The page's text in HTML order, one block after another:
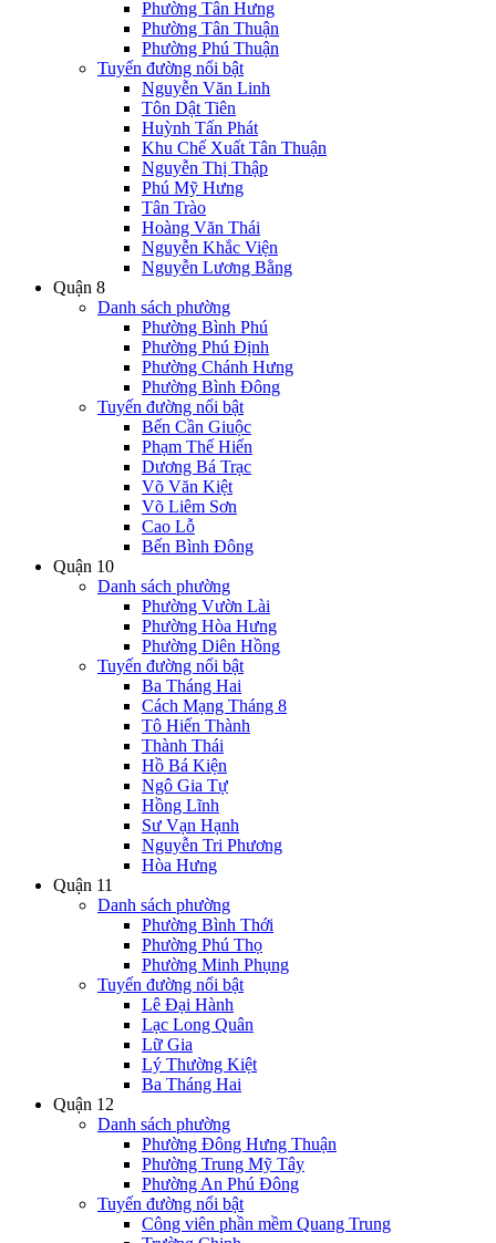
Phường Tân Hưng
Phường Tân Thuận
Phường Phú Thuận
Tuyến đường nổi bật
Nguyễn Văn Linh
Tôn Dật Tiên
Huỳnh Tấn Phát
Khu Chế Xuất Tân Thuận
Nguyễn Thị Thập
Phú Mỹ Hưng
Tân Trào
Hoàng Văn Thái
Nguyễn Khắc Viện
Nguyễn Lương Bằng
Quận 8
Danh sách phường
Phường Bình Phú
Phường Phú Định
Phường Chánh Hưng
Phường Bình Đông
Tuyến đường nổi bật
Bến Cần Giuộc
Phạm Thế Hiển
Dương Bá Trạc
Võ Văn Kiệt
Võ Liêm Sơn
Cao Lỗ
Bến Bình Đông
Quận 10
Danh sách phường
Phường Vườn Lài
Phường Hòa Hưng
Phường Diên Hồng
Tuyến đường nổi bật
Ba Tháng Hai
Cách Mạng Tháng 8
Tô Hiến Thành
Thành Thái
Hồ Bá Kiện
Ngô Gia Tự
Hồng Lĩnh
Sư Vạn Hạnh
Nguyễn Tri Phương
Hòa Hưng
Quận 11
Danh sách phường
Phường Bình Thới
Phường Phú Thọ
Phường Minh Phụng
Tuyến đường nổi bật
Lê Đại Hành
Lạc Long Quân
Lữ Gia
Lý Thường Kiệt
Ba Tháng Hai
Quận 12
Danh sách phường
Phường Đông Hưng Thuận
Phường Trung Mỹ Tây
Phường An Phú Đông
Tuyến đường nổi bật
Công viên phần mềm Quang Trung